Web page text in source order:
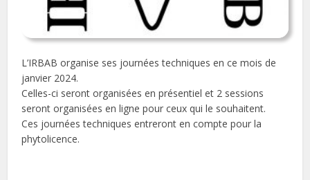
L’IRBAB organise ses journées techniques en ce mois de
janvier 2024.
Celles-ci seront organisées en présentiel et 2 sessions
seront organisées en ligne pour ceux qui le souhaitent.
Ces journées techniques entreront en compte pour la
phytolicence.